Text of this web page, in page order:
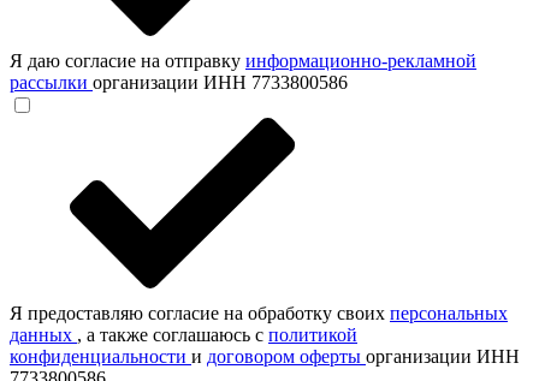
Я даю согласие на отправку информационно-рекламной
рассылки организации ИНН 7733800586
Я предоставляю согласие на обработку своих персональных
данных , а также соглашаюсь с политикой
конфиденциальности и договором оферты организации ИНН